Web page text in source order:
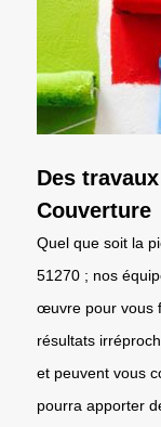
Des
Couverture
Quel que soit la
51270 ; nos
œuvre pour vous
résultats
et peuvent vous
pourra apporter